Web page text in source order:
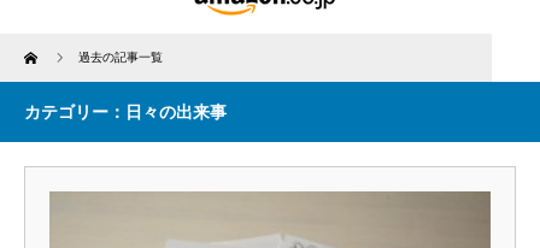
Home 過去の記事一覧
カテゴリー：日々の出来事